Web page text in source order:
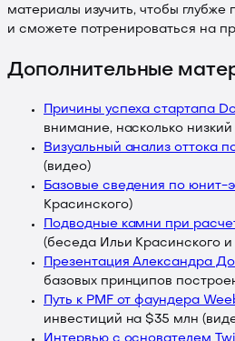
материалы изучить, чтобы глубже
и сможете потренироваться на
Дополнительные
Причины успеха стартапа
внимание, насколько низкий
Визуальный анализ оттока
(видео)
Базовые сведения по юнит-
Красинского)
Подводные камни при
(беседа Ильи Красинского
Презентация Александра
базовых принципов
Путь к PMF от фаундера
инвестиций на $35 млн